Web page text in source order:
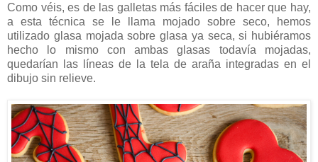
Como véis, es de las galletas más fáciles de hacer que hay,
a esta técnica se le llama mojado sobre seco, hemos
utilizado glasa mojada sobre glasa ya seca, si hubiéramos
hecho lo mismo con ambas glasas todavía mojadas,
quedarían las líneas de la tela de araña integradas en el
dibujo sin relieve.